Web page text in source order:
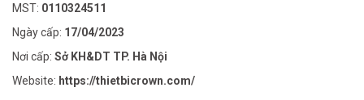
MST: 0110324511
Ngày cấp: 17/04/2023
Nơi cấp: Sở KH&DT TP. Hà Nội
Website: https://thietbicrown.com/